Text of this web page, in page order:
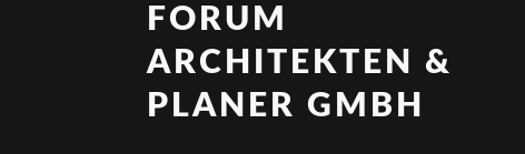
FORUM
ARCHITEKTEN &
PLANER GMBH